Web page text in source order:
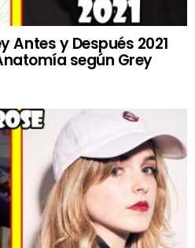
Antes y Después 2021
según Grey